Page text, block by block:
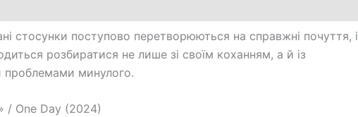
стосунки поступово перетворюються на справжні почуття, і
розбиратися не лише зі своїм коханням, а й із
проблемами минулого.
/ One Day (2024)